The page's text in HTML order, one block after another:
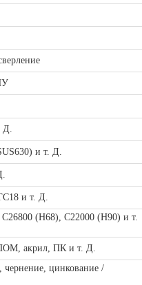
Д.
и т. Д.
и т. Д.
(H68), C22000 (H90) и т.
акрил, ПК и т. Д.
чернение, цинкование /